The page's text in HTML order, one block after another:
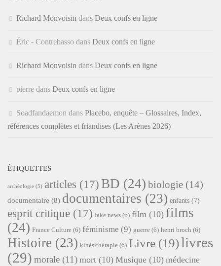
Richard Monvoisin dans Deux confs en ligne
Éric - Contrebasso dans Deux confs en ligne
Richard Monvoisin dans Deux confs en ligne
pierre dans Deux confs en ligne
Soadfandaemon dans Placebo, enquête – Glossaires, Index,
références complètes et friandises (Les Arènes 2026)
ÉTIQUETTES
archéologie (5) articles (17) BD (24) biologie (14)
documentaire (8) documentaires (23) enfants (7)
esprit critique (17) fake news (6) film (10) films
(24) France Culture (6) féminisme (9) guerre (6) henri broch (6)
Histoire (23) kinésithérapie (6) Livre (19)livres
(29) morale (11) mort (10) Musique (10) médecine